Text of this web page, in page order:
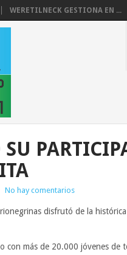
WERETILNECK GESTIONA EN ...
SU
No hay comentarios
disfrutó de la
con más de 20.000 jóvenes de